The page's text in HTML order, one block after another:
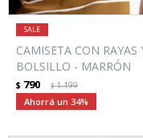
CAMISETA CON RAYAS
BOLSILLO - MARRÓN
$ 790 $1.199
34